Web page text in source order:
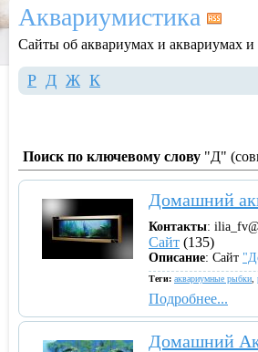
Аквариумистика
Сайты об аквариумах и аквариумах
P Д Ж К
Поиск по ключевому слову "Д"
Домашний
Контакты:
Сайт (135)
Описание: Сайт
Теги: аквариумные рыбки
Подробнее...
Домашний